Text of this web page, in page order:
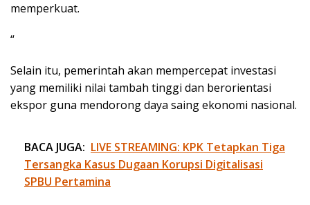
memperkuat.
“
Selain itu, pemerintah akan mempercepat investasi
yang memiliki nilai tambah tinggi dan berorientasi
ekspor guna mendorong daya saing ekonomi nasional.
BACA JUGA: LIVE STREAMING: KPK Tetapkan Tiga
Tersangka Kasus Dugaan Korupsi Digitalisasi
SPBU Pertamina